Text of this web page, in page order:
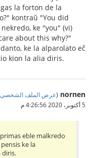
la forton de la
kontraŭ "You did
ke "you" (vi)
about this why?"
ke la alparolato eĉ
kion la alia diris.
nornen
(عرض الملف الشخصي
5 أكتوبر، 2020 4:26:56 م
eble malkredo
ke la
diris.